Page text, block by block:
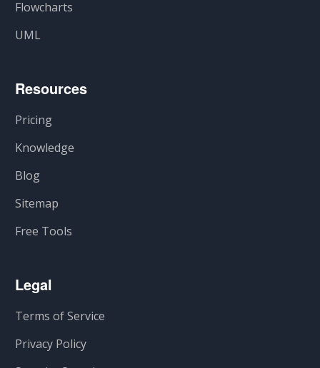
Flowcharts
UML
Resources
Pricing
Knowledge
Blog
Sitemap
Free Tools
Legal
Terms of Service
Privacy Policy